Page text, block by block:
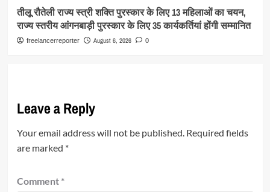
तीलू रौतेली राज्य स्त्री शक्ति पुरस्कार के लिए 13 महिलाओं का चयन,
राज्य स्तरीय आंगनबाड़ी पुरस्कार के लिए 35 कार्यकर्तियां होंगी सम्मानित
freelancerreporter August 6, 2026 0
Leave a Reply
Your email address will not be published. Required fields
are marked *
Comment *